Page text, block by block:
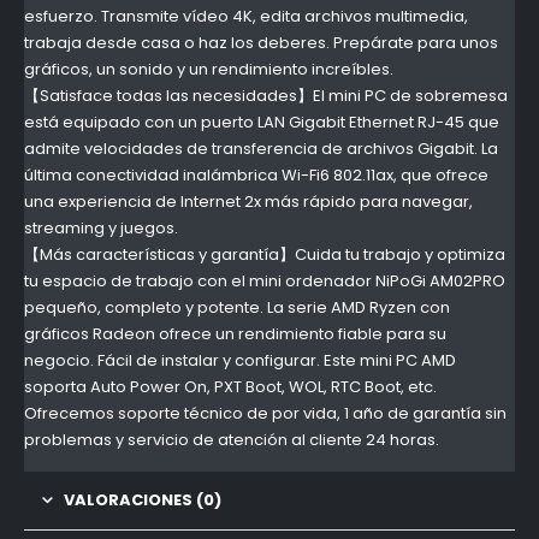
esfuerzo. Transmite vídeo 4K, edita archivos multimedia,
trabaja desde casa o haz los deberes. Prepárate para unos
gráficos, un sonido y un rendimiento increíbles.
【Satisface todas las necesidades】El mini PC de sobremesa
está equipado con un puerto LAN Gigabit Ethernet RJ-45 que
admite velocidades de transferencia de archivos Gigabit. La
última conectividad inalámbrica Wi-Fi6 802.11ax, que ofrece
una experiencia de Internet 2x más rápido para navegar,
streaming y juegos.
【Más características y garantía】Cuida tu trabajo y optimiza
tu espacio de trabajo con el mini ordenador NiPoGi AM02PRO
pequeño, completo y potente. La serie AMD Ryzen con
gráficos Radeon ofrece un rendimiento fiable para su
negocio. Fácil de instalar y configurar. Este mini PC AMD
soporta Auto Power On, PXT Boot, WOL, RTC Boot, etc.
Ofrecemos soporte técnico de por vida, 1 año de garantía sin
problemas y servicio de atención al cliente 24 horas.
VALORACIONES (0)